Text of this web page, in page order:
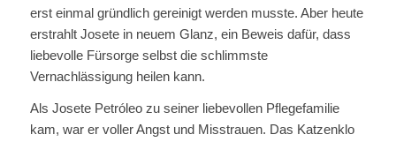
erst einmal gründlich gereinigt werden musste. Aber heute
erstrahlt Josete in neuem Glanz, ein Beweis dafür, dass
liebevolle Fürsorge selbst die schlimmste
Vernachlässigung heilen kann.
Als Josete Petróleo zu seiner liebevollen Pflegefamilie
kam, war er voller Angst und Misstrauen. Das Katzenklo